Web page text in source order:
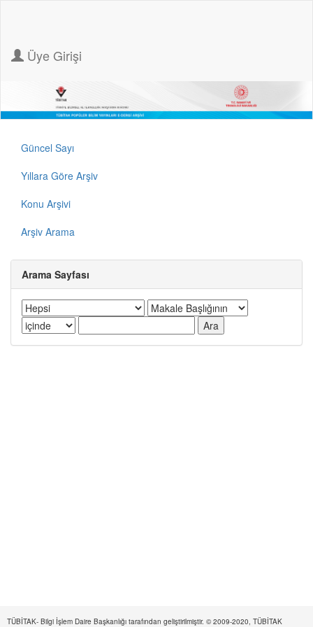
Üye Girişi
Güncel Sayı
Yıllara Göre Arşiv
Konu Arşivi
Arşiv Arama
Arama Sayfası
TÜBİTAK- Bilgi İşlem Daire Başkanlığı tarafından geliştirilmiştir. © 2009-2020, TÜBİTAK